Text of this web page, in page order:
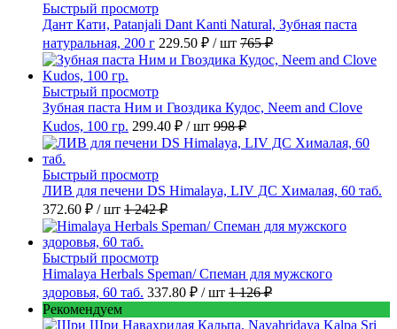
Быстрый просмотр
Дант Кати, Patanjali Dant Kanti Natural, Зубная паста
натуральная, 200 г 229.50 ₽ / шт 765 ₽
Быстрый просмотр
Зубная паста Ним и Гвоздика Кудос, Neem and Clove
Kudos, 100 гр. 299.40 ₽ / шт 998 ₽
Быстрый просмотр
ЛИВ для печени DS Himalaya, LIV ДС Хималая, 60 таб.
372.60 ₽ / шт 1 242 ₽
Быстрый просмотр
Himalaya Herbals Speman/ Спеман для мужского
здоровья, 60 таб. 337.80 ₽ / шт 1 126 ₽
Рекомендуем